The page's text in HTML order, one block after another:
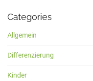
Categories
Allgemein
Differenzierung
Kinder